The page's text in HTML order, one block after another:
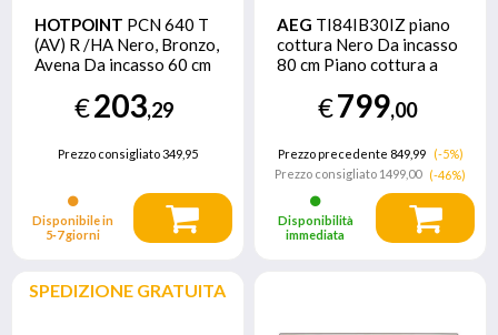
HOTPOINT PCN 640 T
(AV) R /HA Nero, Bronzo,
Avena Da incasso 60 cm
€203,29
Prezzo consigliato349,95
Disponibile in
5‑7 giorni
AEG TI84IB30IZ piano
cottura Nero Da incasso
80 cm Piano cottura a
€799,00
Prezzo precedente 849,99
(-5%)
Prezzo consigliato 1499,00 (-46%)
Disponibilità
immediata
SPEDIZIONE GRATUITA